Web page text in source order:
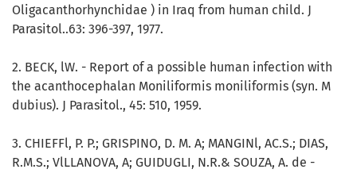
Oligacanthorhynchidae ) in Iraq from human child. J
Parasitol..63: 396-397, 1977.
2. BECK, lW. - Report of a possible human infection with
the acanthocephalan Moniliformis moniliformis (syn. M
dubius). J Parasitol., 45: 510, 1959.
3. CHIEFFl, P. P.; GRISPINO, D. M. A; MANGINl, AC.S.; DIAS,
R.M.S.; VlLLANOVA, A; GUIDUGLI, N.R.& SOUZA, A. de -